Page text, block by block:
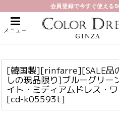
会員登録で今すぐ使える
メニュー
ホーム > ミディアム
[韓国製][rinfarre][SALE品のため返品不
ーン・片長袖・ギャザー・タイト・ミデ
[韓国製][rinfarre][SALE品
しの現品限り]ブルーグリー
イト・ミディアムドレス・
[cd-k05593t]